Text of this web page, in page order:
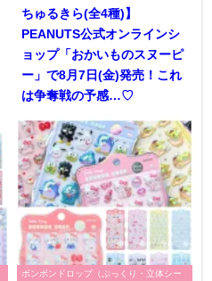
ちゅるきら(全4種)】
PEANUTS公式オンラインシ
ョップ「おかいものスヌーピ
ー」で8月7日(金)発売！これ
は争奪戦の予感…♡
ボンボンドロップ（ぷっくり・立体シー